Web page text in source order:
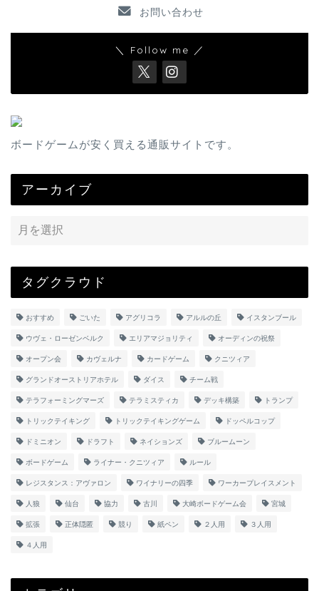
お問い合わせ
＼ Follow me ／
ボードゲームが安く買える通販サイトです。
アーカイブ
タグクラウド
おすすめ ごいた アグリコラ アルルの丘 イスタンブール
ウヴェ・ローゼンベルク エリアマジョリティ オーディンの祝祭
オープン会 カヴェルナ カードゲーム クニツィア
グランドオーストリアホテル ダイス チーム戦
テラフォーミングマーズ テラミスティカ デッキ構築 トランプ
トリックテイキング トリックテイキングゲーム ドッペルコップ
ドミニオン ドラフト ネイションズ ブルームーン
ボードゲーム ライナー・クニツィア ルール
レジスタンス：アヴァロン ワイナリーの四季 ワーカープレイスメント
人狼 仙台 協力 古川 大崎ボードゲーム会 宮城
拡張 正体隠匿 競り 紙ペン ２人用 ３人用
４人用